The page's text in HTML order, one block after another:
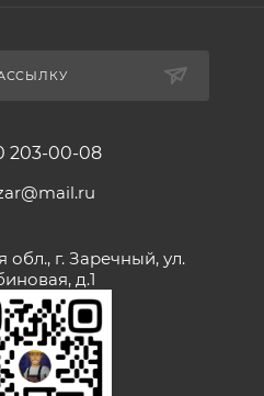
203-00-08
обл., г. Заречный, ул.
д.1